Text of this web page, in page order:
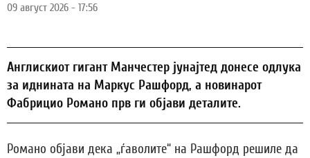
09 август 2026 - 17:56
Англискиот гигант Манчестер јунајтед донесе одлука
за иднината на Маркус Рашфорд, а новинарот
Фабрицио Романо прв ги објави деталите.
Романо објави дека „ѓаволите“ на Рашфорд решиле да